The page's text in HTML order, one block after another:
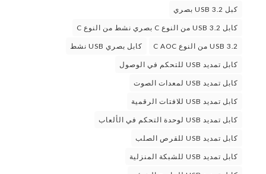
كبل USB 3.2 بصري
كابل USB 3.2 من النوع C بصري نشط من النوع C
USB 3.2 من النوع C AOC كابل بصري USB نشط
كابل تمديد USB للتحكم في الوصول
كابل تمديد USB لمعدات الصوت
كابل تمديد USB للافتات الرقمية
كابل تمديد USB لوحدة التحكم في الألعاب
كابل تمديد USB للقرص الصلب
كابل تمديد USB للشبكة المنزلية